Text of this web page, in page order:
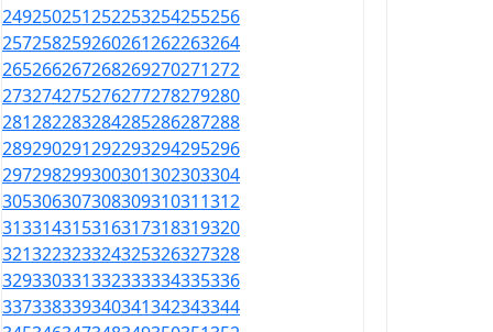
249250251252253254255256
257258259260261262263264
265266267268269270271272
273274275276277278279280
281282283284285286287288
289290291292293294295296
297298299300301302303304
305306307308309310311312
313314315316317318319320
321322323324325326327328
329330331332333334335336
337338339340341342343344